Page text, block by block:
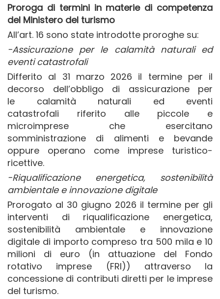
Proroga di termini in materie di competenza
del Ministero del turismo
All’art. 16 sono state introdotte proroghe su:
-Assicurazione per le calamità naturali ed
eventi catastrofali
Differito al 31 marzo 2026 il termine per il
decorso dell’obbligo di assicurazione per
le calamità naturali ed eventi
catastrofali riferito alle piccole e
microimprese che esercitano
somministrazione di alimenti e bevande
oppure operano come imprese turistico-
ricettive.
-Riqualificazione energetica, sostenibilità
ambientale e innovazione digitale
Prorogato al 30 giugno 2026 il termine per gli
interventi di riqualificazione energetica,
sostenibilità ambientale e innovazione
digitale di importo compreso tra 500 mila e 10
milioni di euro (in attuazione del Fondo
rotativo imprese (FRI)) attraverso la
concessione di contributi diretti per le imprese
del turismo.